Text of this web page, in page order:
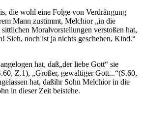
die wohl eine Folge von Verdrängung
Mann zustimmt, Melchior „in die
Moralvorstellungen verstoßen hat,
Sieh, noch ist ja nichts geschehen, Kind.“
hat, daß„der liebe Gott“ sie
Z.1), „Großer, gewaltiger Gott...“(S.60,
hat, daßihr Sohn Melchior in die
in dieser Zeit beistehe.